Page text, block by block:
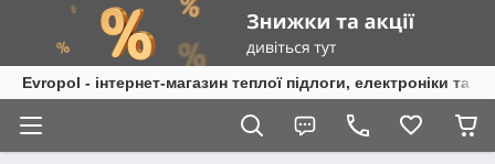
Evropol - інтернет-магазин теплої підлоги, електроніки та